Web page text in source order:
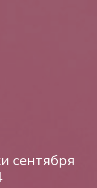
сентября